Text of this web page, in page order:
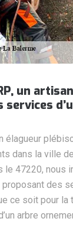
un
services
élagueur
dans la ville
le 47220, nous
des
ce soit pour la
arbre